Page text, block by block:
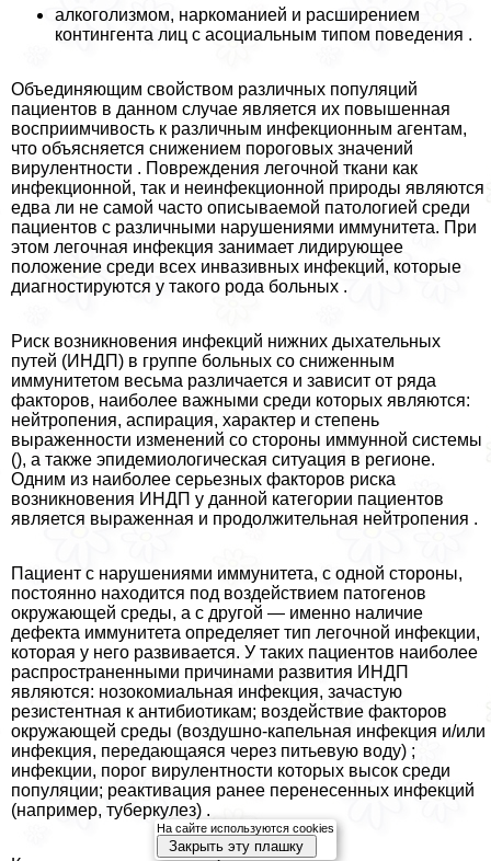
алкоголизмом, наркоманией и расширением
контингента лиц с асоциальным типом поведения .
Объединяющим свойством различных популяций
пациентов в данном случае является их повышенная
восприимчивость к различным инфекционным агентам,
что объясняется снижением пороговых значений
вирулентности . Повреждения легочной ткани как
инфекционной, так и неинфекционной природы являются
едва ли не самой часто описываемой патологией среди
пациентов с различными нарушениями иммунитета. При
этом легочная инфекция занимает лидирующее
положение среди всех инвазивных инфекций, которые
диагностируются у такого рода больных .
Риск возникновения инфекций нижних дыхательных
путей (ИНДП) в группе больных со сниженным
иммунитетом весьма различается и зависит от ряда
факторов, наиболее важными среди которых являются:
нейтропения, аспирация, хаpaктер и степень
выраженности изменений со стороны иммунной системы
(), а также эпидемиологическая ситуация в регионе.
Одним из наиболее серьезных факторов риска
возникновения ИНДП у данной категории пациентов
является выраженная и продолжительная нейтропения .
Пациент с нарушениями иммунитета, с одной стороны,
постоянно находится под воздействием патогенов
окружающей среды, а с другой — именно наличие
дефекта иммунитета определяет тип легочной инфекции,
которая у него развивается. У таких пациентов наиболее
распространенными причинами развития ИНДП
являются: нозокомиальная инфекция, зачастую
резистентная к антибиотикам; воздействие факторов
окружающей среды (воздушно-капельная инфекция и/или
инфекция, передающаяся через питьевую воду) ;
инфекции, порог вирулентности которых высок среди
популяции; реактивация ранее перенесенных инфекций
(например, туберкулез) .
На сайте используются cookies
Закрыть эту плашку